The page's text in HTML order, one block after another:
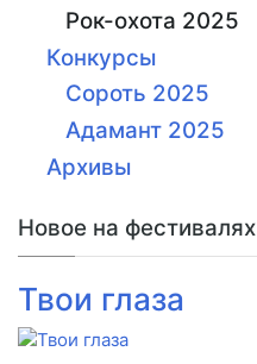
Рок-охота 2025
Конкурсы
Сороть 2025
Адамант 2025
Архивы
Новое на фестивалях
Твои глаза